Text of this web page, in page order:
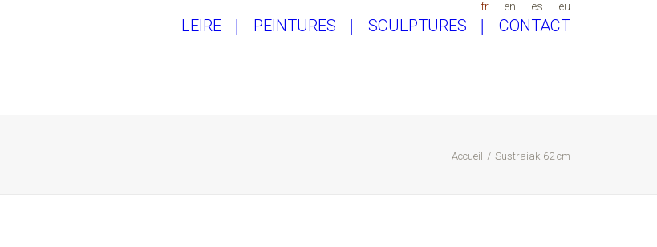
fr en es eu
LEIRE PEINTURES SCULPTURES CONTACT
Accueil Sustraiak 62 cm